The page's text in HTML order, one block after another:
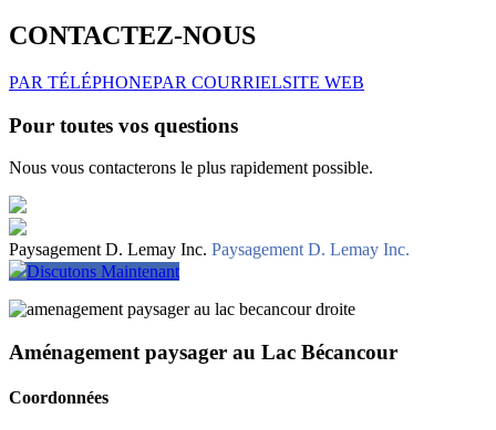
CONTACTEZ-NOUS
PAR TÉLÉPHONEPAR COURRIELSITE WEB
Pour toutes vos questions
Nous vous contacterons le plus rapidement possible.
Paysagement D. Lemay Inc. Paysagement D. Lemay Inc.
Discutons Maintenant
Aménagement paysager au Lac Bécancour
Coordonnées